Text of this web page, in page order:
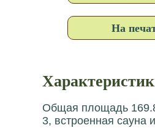
На
Общая площадь
3, встроенная сауна